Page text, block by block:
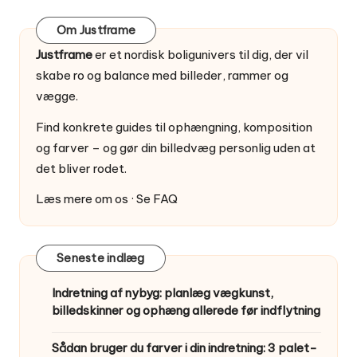
Om Justframe
Justframeer et nordisk boligunivers til dig, der vil
skabe ro og balance med billeder, rammer og
vægge.
Find konkrete guides til ophængning, komposition
og farver – og gør din billedvæg personlig uden at
det bliver rodet.
Læs mere om os · Se FAQ
Seneste indlæg
Indretning af nybyg: planlæg vægkunst,
billedskinner og ophæng allerede før indflytning
Sådan bruger du farver i din indretning: 3 palet-